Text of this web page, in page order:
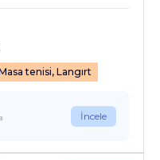
tenisi, Langırt
İncele